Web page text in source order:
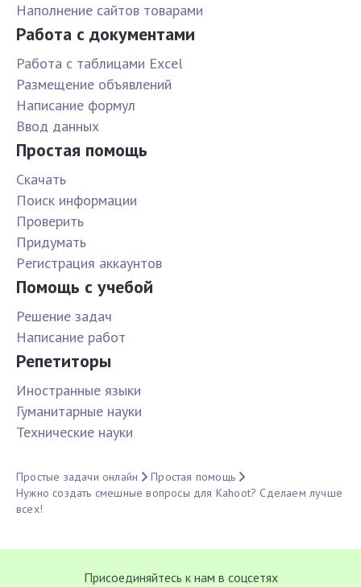
Наполнение сайтов товарами
Работа с документами
Работа с таблицами Excel
Размещение объявлений
Написание формул
Ввод данных
Простая помощь
Скачать
Поиск информации
Проверить
Придумать
Pегистрация аккаунтов
Помощь с учебой
Решение задач
Написание работ
Репетиторы
Иностранные языки
Гуманитарные науки
Технические науки
Простые задачи онлайн
Простая помощь
Нужно создать смешные вопросы для Kahoot? Сделаем лучше
всех!
Присоединяйтесь к нам в соцсетях